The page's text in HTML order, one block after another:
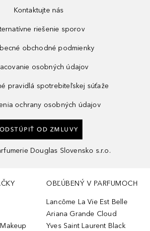
Kontaktujte nás
riešenie sporov
obchodné podmienky
osobných údajov
pravidlá spotrebiteľskej súťaže
ochrany osobných údajov
ODSTÚPIŤ OD ZMLUVY
Douglas Slovensko s.r.o.
OBĽÚBENÝ V PARFUMOCH
Lancôme La Vie Est Belle
Ariana Grande Cloud
Yves Saint Laurent Black